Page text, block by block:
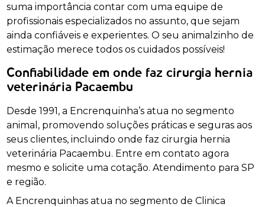
suma importância contar com uma equipe de
profissionais especializados no assunto, que sejam
ainda confiáveis e experientes. O seu animalzinho de
estimação merece todos os cuidados possíveis!
Confiabilidade em onde faz cirurgia hernia
veterinária Pacaembu
Desde 1991, a Encrenquinha’s atua no segmento
animal, promovendo soluções práticas e seguras aos
seus clientes, incluindo onde faz cirurgia hernia
veterinária Pacaembu. Entre em contato agora
mesmo e solicite uma cotação. Atendimento para SP
e região.
A Encrenquinhas atua no segmento de Clinica